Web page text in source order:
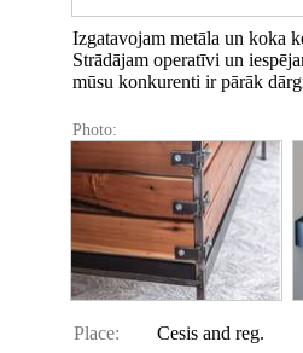
Izgatavojam metāla un koka
Strādājam operatīvi un
mūsu konkurenti ir pārāk
Photo:
Place: Cesis and reg.